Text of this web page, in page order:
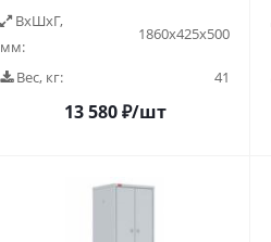
ВxШxГ,
мм:
1860х425х500
Вес, кг: 41
13 580₽/шт